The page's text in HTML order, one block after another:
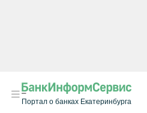
Портал о банках Екатеринбурга